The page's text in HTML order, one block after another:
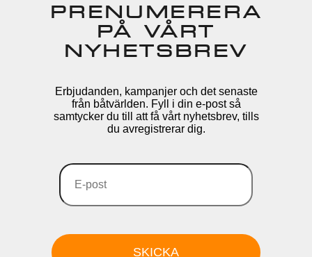
PRENUMERERA
PÅ VÅRT
NYHETSBREV
Erbjudanden, kampanjer och det senaste
från båtvärlden. Fyll i din e-post så
samtycker du till att få vårt nyhetsbrev, tills
du avregistrerar dig.